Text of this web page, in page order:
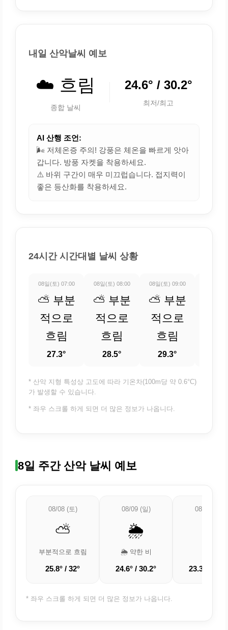
내일 산악날씨 예보
☁️ 흐림
종합 날씨
24.6° / 30.2°
최저/최고
AI 산행 조언:
🌬️ 저체온증 주의! 강풍은 체온을 빠르게 앗아
갑니다. 방풍 자켓을 착용하세요.
⚠️ 바위 구간이 매우 미끄럽습니다. 접지력이
좋은 등산화를 착용하세요.
24시간 시간대별 날씨 상황
08일(토) 07:00
⛅ 부분
적으로
흐림
27.3°
08일(토) 08:00
⛅ 부분
적으로
흐림
28.5°
08일(토) 09:00
⛅ 부분
적으로
흐림
29.3°
* 산악 지형 특성상 고도에 따라 기온차(100m당 약 0.6°C)
가 발생할 수 있습니다.
* 좌우 스크롤 하게 되면 더 많은 정보가 나옵니다.
8일 주간 산악 날씨 예보
08/08 (토)
⛅
부분적으로 흐림
25.8° / 32°
08/09 (일)
🌦️
🌦️ 약한 비
24.6° / 30.2°
08/10 (월)
23.3° /
* 좌우 스크롤 하게 되면 더 많은 정보가 나옵니다.